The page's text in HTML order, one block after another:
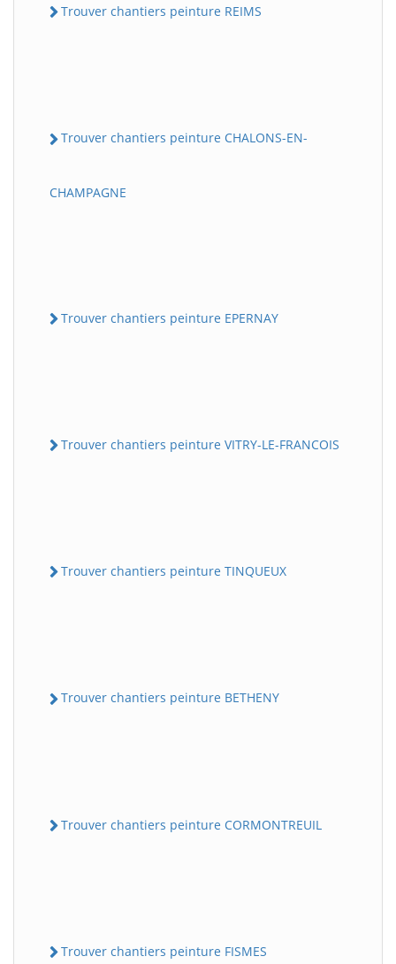
Trouver chantiers peinture REIMS
Trouver chantiers peinture CHALONS-EN-
CHAMPAGNE
Trouver chantiers peinture EPERNAY
Trouver chantiers peinture VITRY-LE-FRANCOIS
Trouver chantiers peinture TINQUEUX
Trouver chantiers peinture BETHENY
Trouver chantiers peinture CORMONTREUIL
Trouver chantiers peinture FISMES